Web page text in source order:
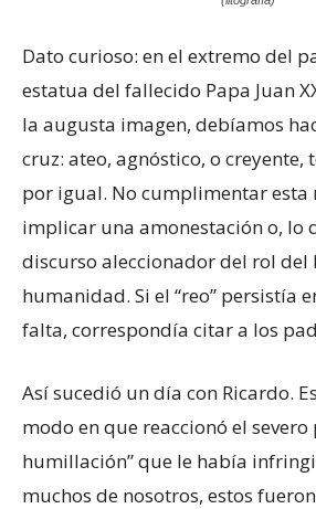
Dato curioso: en el extremo del
estatua del fallecido Papa Juan
la augusta imagen, debíamos
cruz: ateo, agnóstico, o creyente,
por igual. No cumplimentar esta
implicar una amonestación o, lo
discurso aleccionador del rol del
humanidad. Si el “reo” persistía
falta, correspondía citar a los
Así sucedió un día con Ricardo.
modo en que reaccionó el severo
humillación” que le había
muchos de nosotros, estos